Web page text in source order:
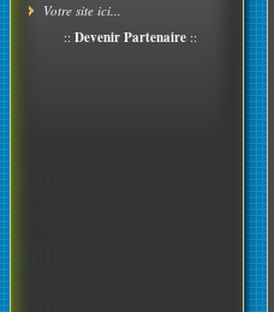
Votre site ici...
:: Devenir Partenaire ::